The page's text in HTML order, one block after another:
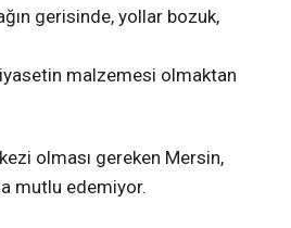
gerisinde, yollar bozuk,
malzemesi olmaktan
olması gereken Mersin,
mutlu edemiyor.